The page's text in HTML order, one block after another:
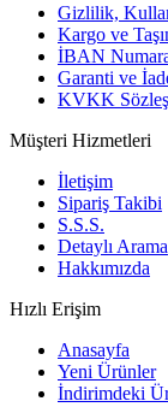
Gizlilik,
Kargo ve
İBAN
Garanti ve
KVKK
Müşteri Hizmetleri
İletişim
Sipariş Takibi
S.S.S.
Detaylı Arama
Hakkımızda
Hızlı Erişim
Anasayfa
Yeni Ürünler
İndirimdeki